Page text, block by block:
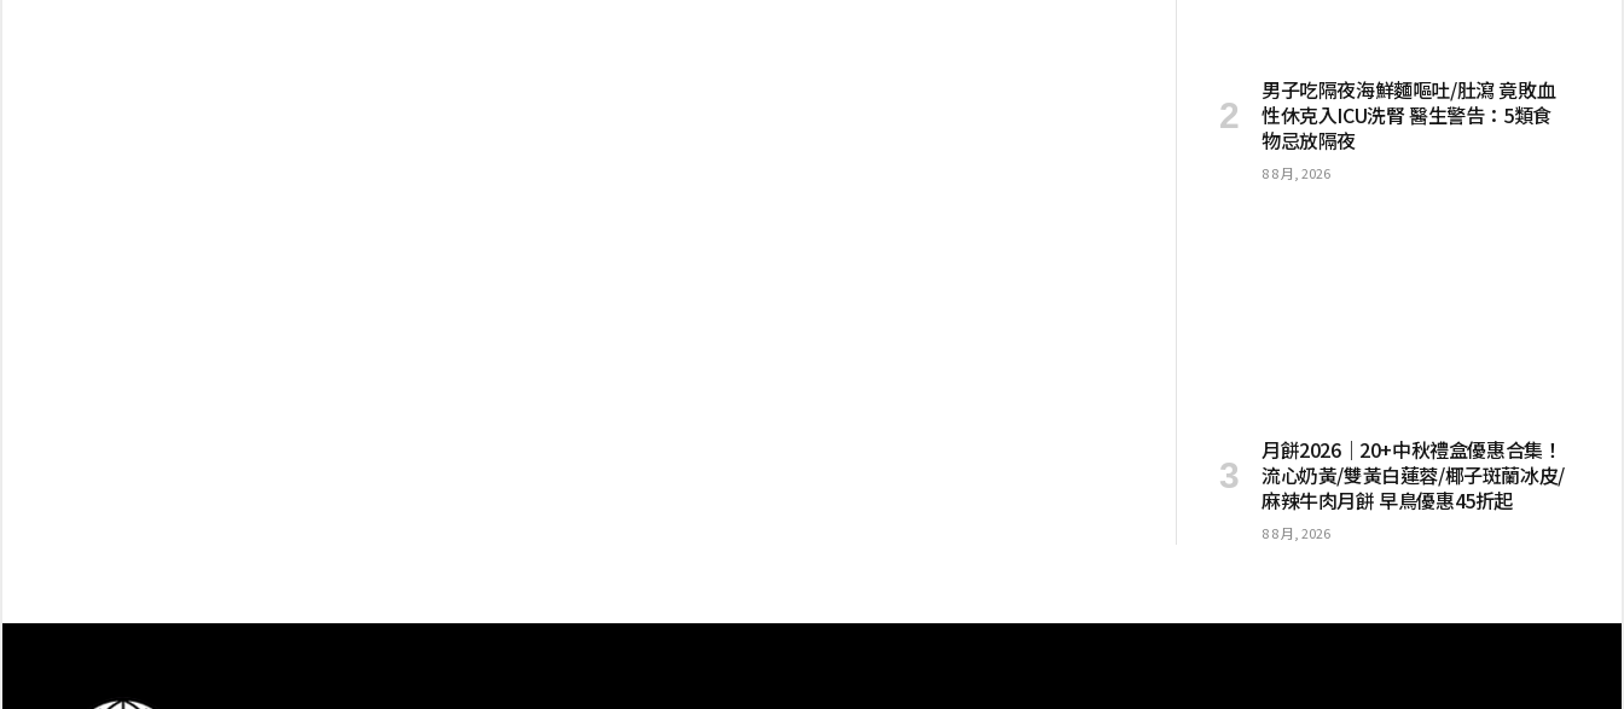
男子吃隔夜海鮮麵嘔吐/肚瀉 竟敗血
性休克入ICU洗腎 醫生警告：5類食
物忌放隔夜
8 8 月, 2026
月餅2026｜20+中秋禮盒優惠合集！
流心奶黃/雙黃白蓮蓉/椰子斑蘭冰皮/
麻辣牛肉月餅 早鳥優惠45折起
8 8 月, 2026